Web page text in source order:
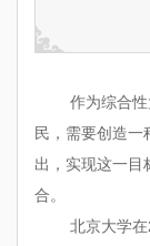
作为综合
民，需要创造
出，实现这一目
合。
北京大学